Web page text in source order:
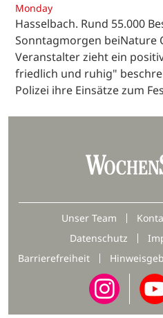
Monday
Hasselbach. Rund 55.000
Sonntagmorgen beiNature
Veranstalter zieht ein
friedlich und ruhig"
Polizei ihre Einsätze zum
Unser Team
Datenschutz
Barrierefreiheit